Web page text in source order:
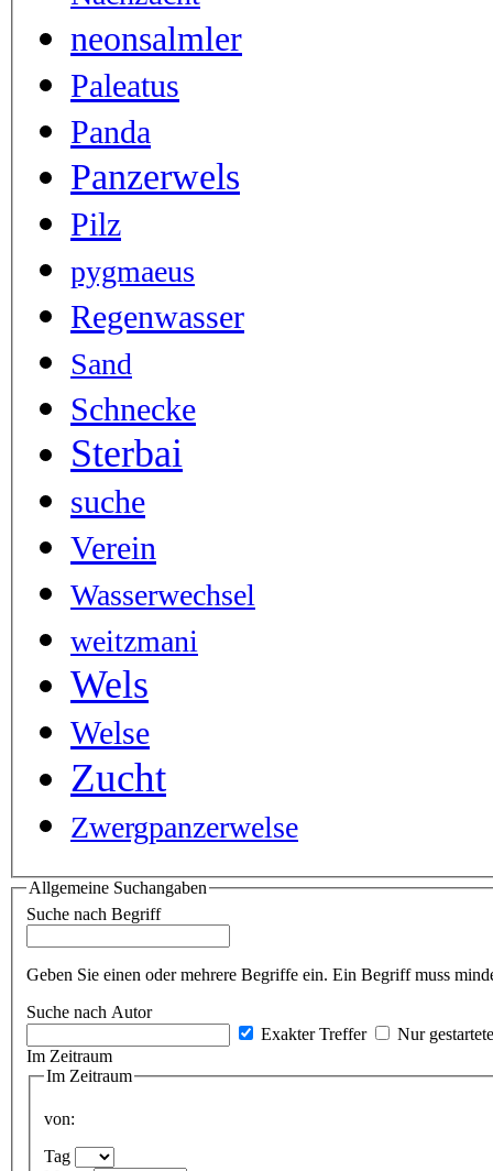
neonsalmler
Paleatus
Panda
Panzerwels
Pilz
pygmaeus
Regenwasser
Sand
Schnecke
Sterbai
suche
Verein
Wasserwechsel
weitzmani
Wels
Welse
Zucht
Zwergpanzerwelse
Allgemeine Suchangaben
Suche nach Begriff
Geben Sie einen oder mehrere Begriffe ein. Ein Begriff muss
Suche nach Autor
Exakter Treffer
Nur
Im Zeitraum
Im Zeitraum
von:
Tag